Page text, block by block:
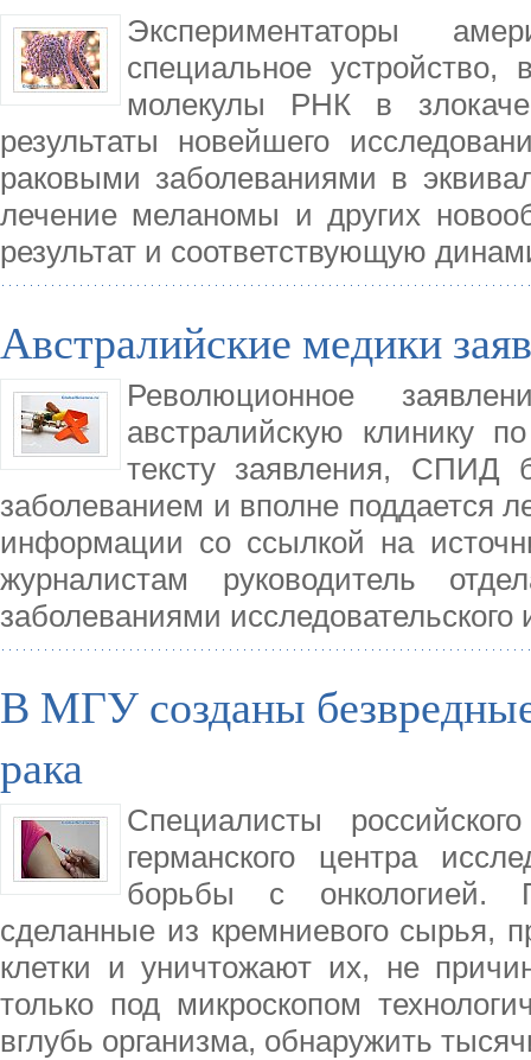
Экспериментаторы
специальное
молекулы РНК в
результаты новейшего
раковыми заболеваниями в
лечение меланомы и других
результат и соответствующую
Австралийские медики
Революционное
австралийскую клинику
тексту заявления, СПИД
заболеванием и вполне поддается
информации со ссылкой на
журналистам руководитель
заболеваниями исследовательского
В МГУ созданы
рака
Специалисты
германского центра
борьбы с онкологией.
сделанные из кремниевого сырья,
клетки и уничтожают их, не
только под микроскопом
вглубь организма, обнаружить